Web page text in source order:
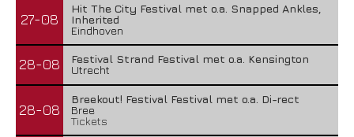
27-08
Hit The City Festival met o.a. Snapped Ankles,
Inherited
Eindhoven
28-08
Festival Strand Festival met o.a. Kensington
Utrecht
28-08
Breekout! Festival Festival met o.a. Di-rect
Bree
Tickets